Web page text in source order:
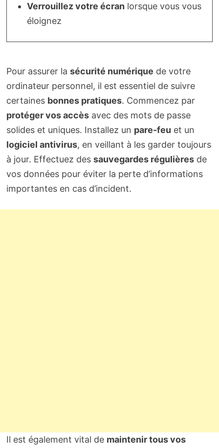
Verrouillez votre écran lorsque vous vous
éloignez
Pour assurer la sécurité numérique de votre
ordinateur personnel, il est essentiel de suivre
certaines bonnes pratiques. Commencez par
protéger vos accèsavec des mots de passe
solides et uniques. Installez un pare-feu et un
logiciel antivirus, en veillant à les garder toujours
à jour. Effectuez des sauvegardes régulièresde
vos données pour éviter la perte d’informations
importantes en cas d’incident.
Il est également vital de maintenir tous vos